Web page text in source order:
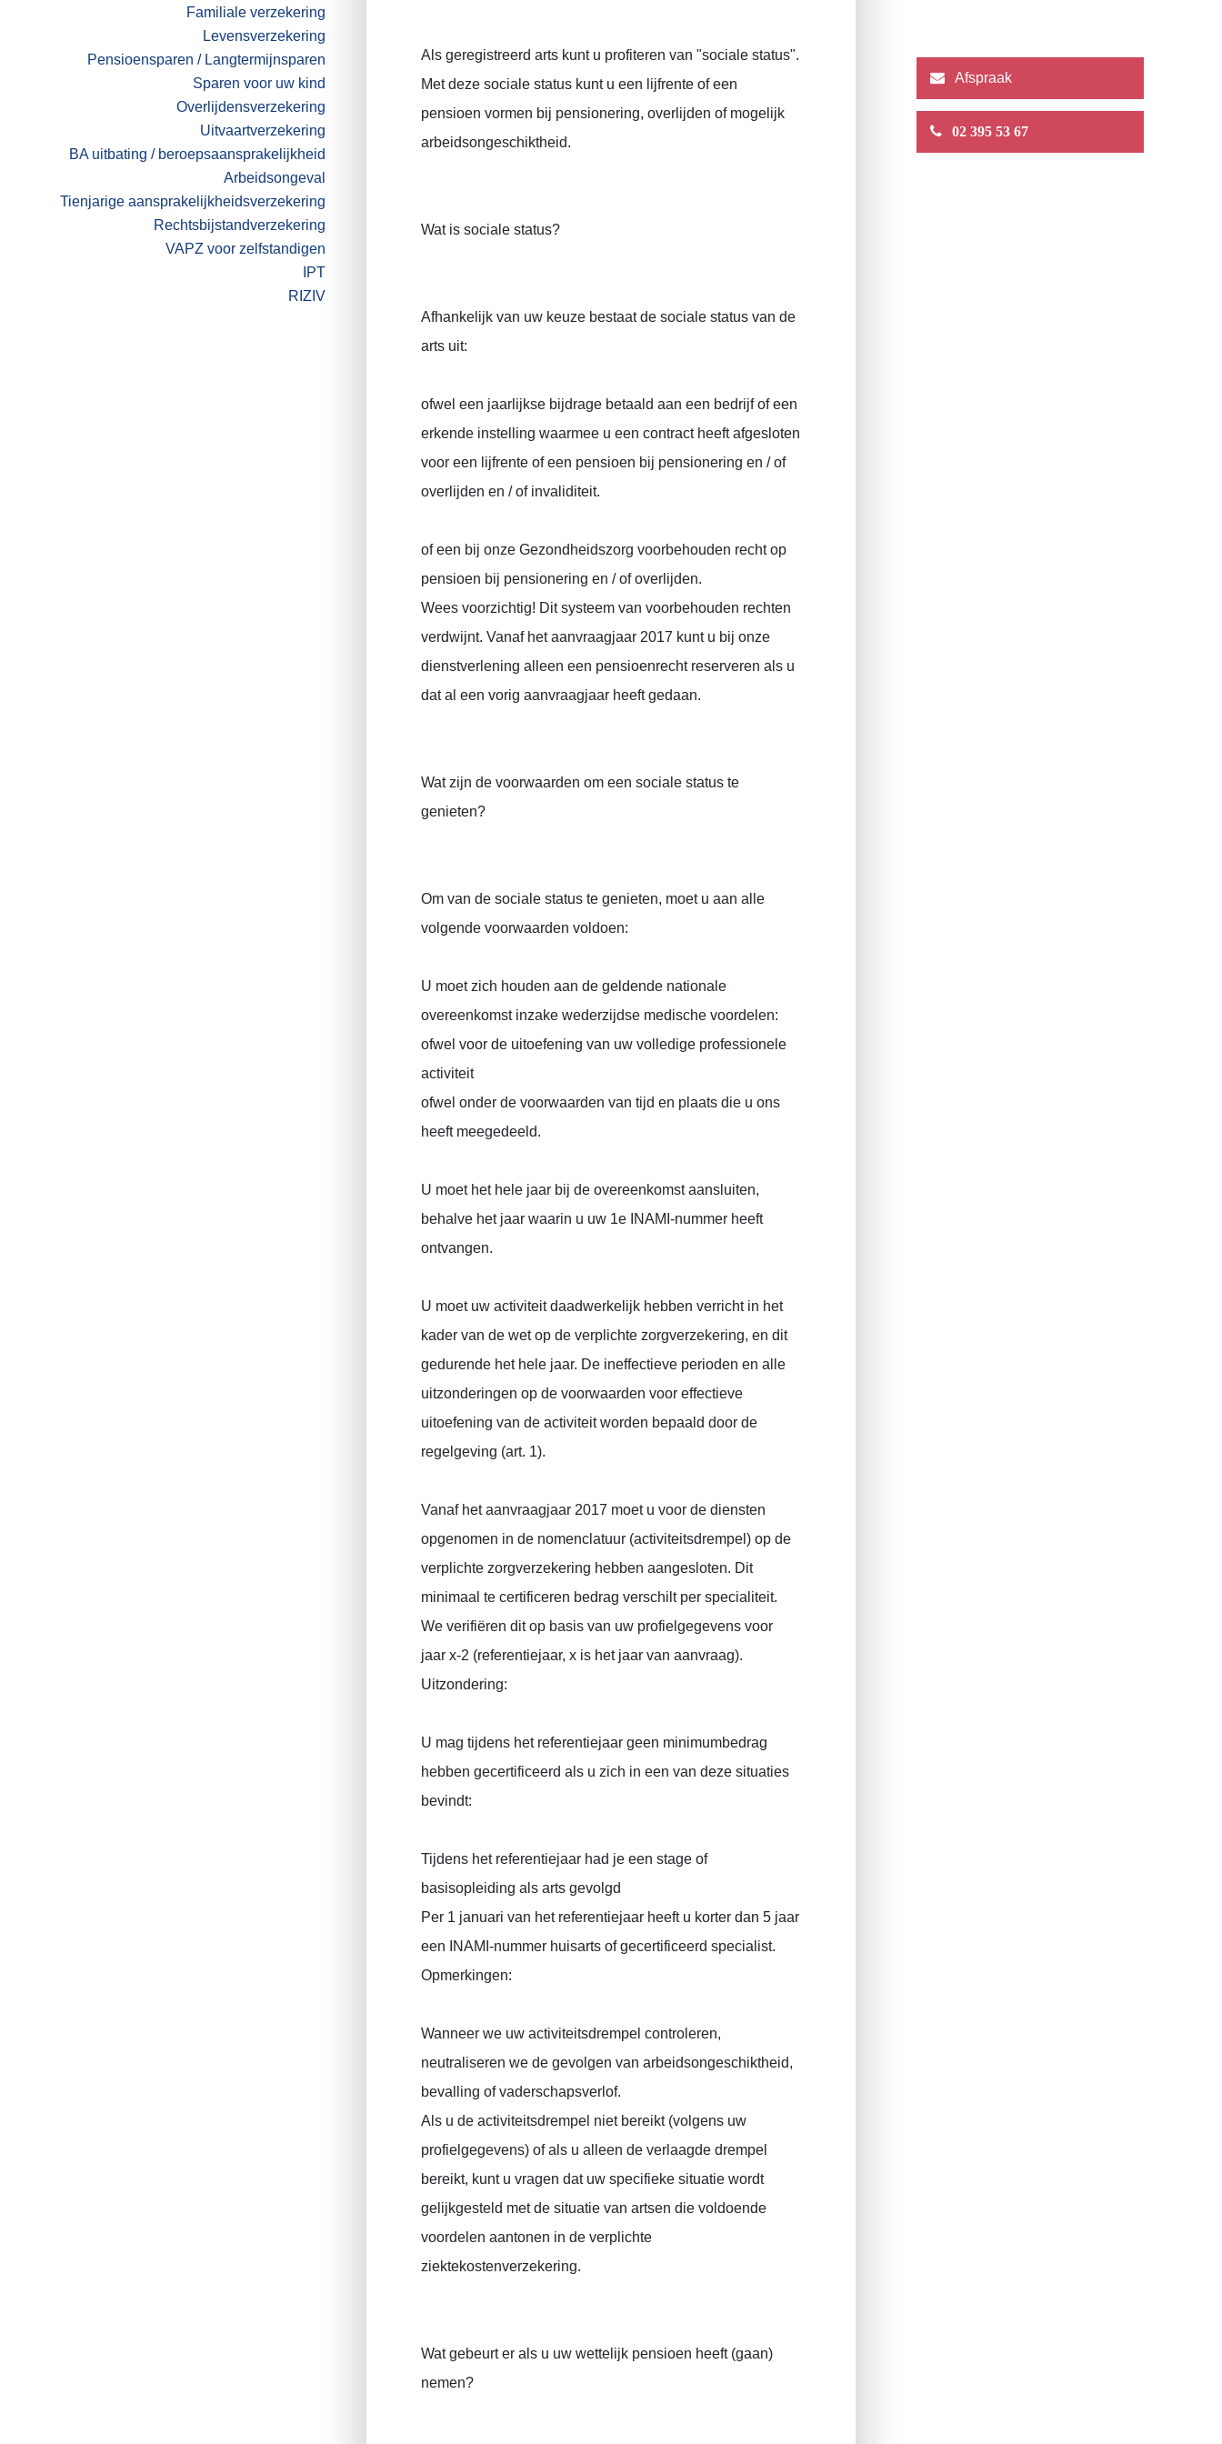
Familiale verzekering
Levensverzekering
Pensioensparen / Langtermijnsparen
Sparen voor uw kind
Overlijdensverzekering
Uitvaartverzekering
BA uitbating / beroepsaansprakelijkheid
Arbeidsongeval
Tienjarige aansprakelijkheidsverzekering
Rechtsbijstandverzekering
VAPZ voor zelfstandigen
IPT
RIZIV
Als geregistreerd arts kunt u profiteren van "sociale status".
Met deze sociale status kunt u een lijfrente of een
pensioen vormen bij pensionering, overlijden of mogelijk
arbeidsongeschiktheid.
Wat is sociale status?
Afhankelijk van uw keuze bestaat de sociale status van de
arts uit:
ofwel een jaarlijkse bijdrage betaald aan een bedrijf of een
erkende instelling waarmee u een contract heeft afgesloten
voor een lijfrente of een pensioen bij pensionering en / of
overlijden en / of invaliditeit.
of een bij onze Gezondheidszorg voorbehouden recht op
pensioen bij pensionering en / of overlijden.
Wees voorzichtig! Dit systeem van voorbehouden rechten
verdwijnt. Vanaf het aanvraagjaar 2017 kunt u bij onze
dienstverlening alleen een pensioenrecht reserveren als u
dat al een vorig aanvraagjaar heeft gedaan.
Wat zijn de voorwaarden om een ​​sociale status te
genieten?
Om van de sociale status te genieten, moet u aan alle
volgende voorwaarden voldoen:
U moet zich houden aan de geldende nationale
overeenkomst inzake wederzijdse medische voordelen:
ofwel voor de uitoefening van uw volledige professionele
activiteit
ofwel onder de voorwaarden van tijd en plaats die u ons
heeft meegedeeld.
U moet het hele jaar bij de overeenkomst aansluiten,
behalve het jaar waarin u uw 1e INAMI-nummer heeft
ontvangen.
U moet uw activiteit daadwerkelijk hebben verricht in het
kader van de wet op de verplichte zorgverzekering, en dit
gedurende het hele jaar. De ineffectieve perioden en alle
uitzonderingen op de voorwaarden voor effectieve
uitoefening van de activiteit worden bepaald door de
regelgeving (art. 1).
Vanaf het aanvraagjaar 2017 moet u voor de diensten
opgenomen in de nomenclatuur (activiteitsdrempel) op de
verplichte zorgverzekering hebben aangesloten. Dit
minimaal te certificeren bedrag verschilt per specialiteit.
We verifiëren dit op basis van uw profielgegevens voor
jaar x-2 (referentiejaar, x is het jaar van aanvraag).
Uitzondering:
U mag tijdens het referentiejaar geen minimumbedrag
hebben gecertificeerd als u zich in een van deze situaties
bevindt:
Tijdens het referentiejaar had je een stage of
basisopleiding als arts gevolgd
Per 1 januari van het referentiejaar heeft u korter dan 5 jaar
een INAMI-nummer huisarts of gecertificeerd specialist.
Opmerkingen:
Wanneer we uw activiteitsdrempel controleren,
neutraliseren we de gevolgen van arbeidsongeschiktheid,
bevalling of vaderschapsverlof.
Als u de activiteitsdrempel niet bereikt (volgens uw
profielgegevens) of als u alleen de verlaagde drempel
bereikt, kunt u vragen dat uw specifieke situatie wordt
gelijkgesteld met de situatie van artsen die voldoende
voordelen aantonen in de verplichte
ziektekostenverzekering.
Wat gebeurt er als u uw wettelijk pensioen heeft (gaan)
nemen?
Afspraak
02 395 53 67